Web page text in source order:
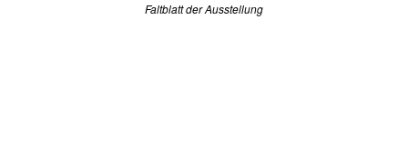
Faltblattder Ausstellung